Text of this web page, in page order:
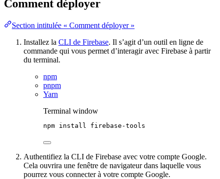
Comment déployer
Section intitulée « Comment déployer »
Installez la CLI de Firebase. Il s’agit d’un outil en ligne de
commande qui vous permet d’interagir avec Firebase à partir
du terminal.
npm
pnpm
Yarn
Terminal window
npm install firebase-tools
Authentifiez la CLI de Firebase avec votre compte Google.
Cela ouvrira une fenêtre de navigateur dans laquelle vous
pourrez vous connecter à votre compte Google.